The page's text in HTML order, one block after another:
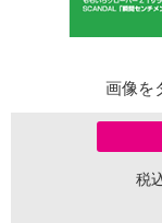
画像を
税